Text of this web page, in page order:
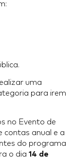
uma
para irem
no Evento de
contas anual e a
do programa
o dia 14 de